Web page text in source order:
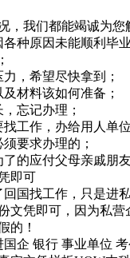
，我们都能竭诚为您
种原因未能顺利毕
，希望尽快拿到；
材料该如何准备；
忘记办理；
工作，办给用人单位
要求办理的；
了的应付父母亲戚朋
即可
回国找工作，只是进
文凭即可，因为私营
的！
企 银行 事业单位